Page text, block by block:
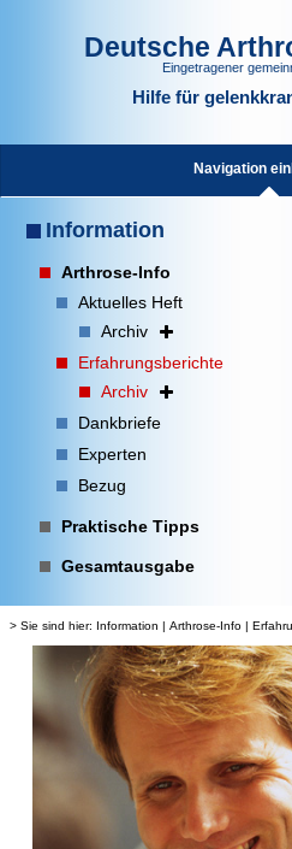
Deutsche
Eingetragener
Hilfe für
Navigation
Information
Arthrose-Info
Aktuelles Heft
Archiv
Erfahrungsberichte
Archiv
Dankbriefe
Experten
Bezug
Praktische Tipps
Gesamtausgabe
> Sie sind hier: Information | Arthrose-Info |